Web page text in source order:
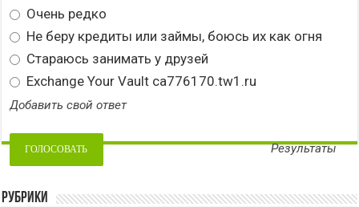
Очень редко
Не беру кредиты или займы, боюсь их как огня
Стараюсь занимать у друзей
Exchange Your Vault ca776170.tw1.ru
Добавить свой ответ
Результаты
Рубрики